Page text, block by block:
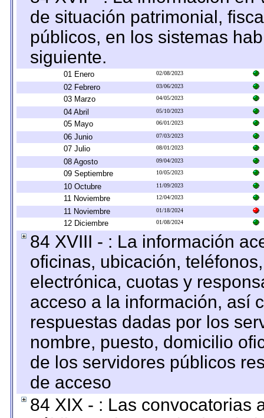
de situación patrimonial,
públicos, en los sistemas
siguiente.
01 Enero 02/08/2023
02 Febrero 03/06/2023
03 Marzo 04/05/2023
04 Abril 05/10/2023
05 Mayo 06/01/2023
06 Junio 07/03/2023
07 Julio 08/01/2023
08 Agosto 09/04/2023
09 Septiembre 10/05/2023
10 Octubre 11/09/2023
11 Noviembre 12/04/2023
11 Noviembre 01/18/2024
12 Diciembre 01/08/2024
84 XVIII - : La información
oficinas, ubicación,
electrónica, cuotas y
acceso a la información, así
respuestas dadas por los
nombre, puesto, domicilio
de los servidores públicos
de acceso
84 XIX - : Las convocatorias